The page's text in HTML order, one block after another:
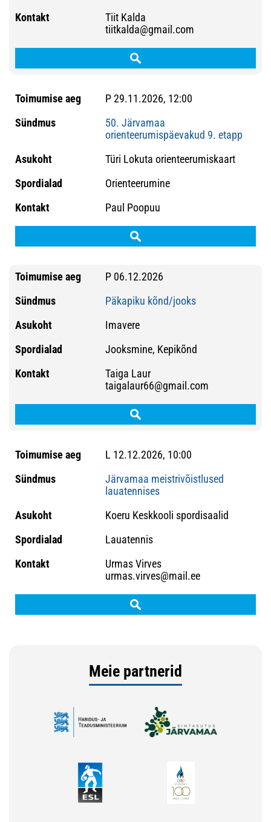
Tiit Kalda
tiitkalda@gmail.com
P 29.11.2026, 12:00
50. Järvamaa
orienteerumispäevakud 9. etapp
Türi Lokuta orienteerumiskaart
Orienteerumine
Paul Poopuu
P 06.12.2026
Päkapiku kõnd/jooks
Imavere
Jooksmine, Kepikõnd
Taiga Laur
taigalaur66@gmail.com
L 12.12.2026, 10:00
Järvamaa meistrivõistlused
lauatennises
Koeru Keskkooli spordisaalid
Lauatennis
Urmas Virves
urmas.virves@mail.ee
Meie partnerid